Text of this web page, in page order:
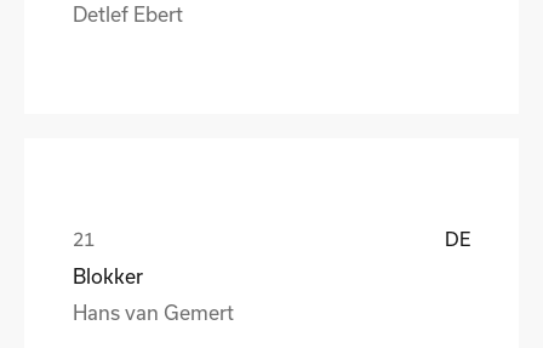
Detlef Ebert
DE
Blokker
Hans van Gemert